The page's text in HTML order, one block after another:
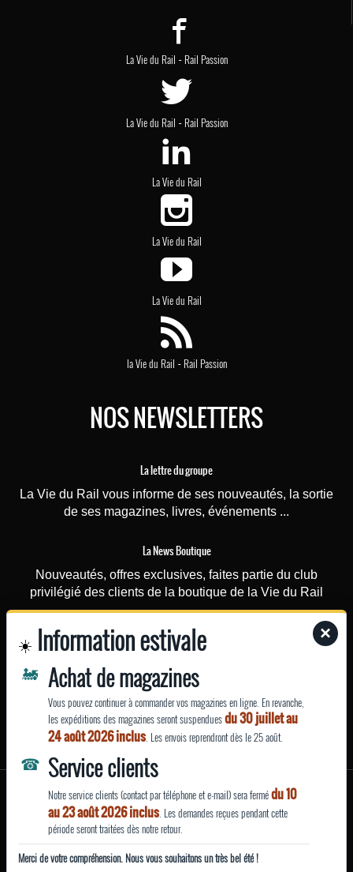
La Vie du Rail - Rail Passion
La Vie du Rail - Rail Passion
La Vie du Rail
La Vie du Rail
La Vie du Rail
la Vie du Rail - Rail Passion
NOS NEWSLETTERS
La lettre du groupe
La Vie du Rail vous informe de ses nouveautés, la sortie
de ses magazines, livres, événements ...
La News Boutique
Nouveautés, offres exclusives, faites partie du club
privilégié des clients de la boutique de la Vie du Rail
La News Rail Passion
Recevez chaque mercredi toutes les actus du magazine,
les dossiers spéciaux, les vidéos, le magazine dès sa
parution
EN SAVOIR
Mentions légales
Qui sommes-nous ?
Conditions générales de vente et d’utilisation
Politique de confidentialité
Site fabriqué avec
par La Vie du Rail
×
☀️ Information estivale
🚂 Achat de magazines
Vous pouvez continuer à commander vos magazines en ligne. En revanche,
les expéditions des magazines seront suspenduesdu 30 juillet au
24 août 2026 inclus. Les envois reprendront dès le 25 août.
☎ Service clients
Notre service clients (contact par téléphone et e-mail) sera fermédu 10
au 23 août 2026 inclus. Les demandes reçues pendant cette
période seront traitées dès notre retour.
Merci de votre compréhension. Nous vous souhaitons un très bel été !